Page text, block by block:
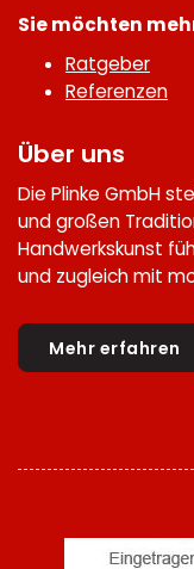
Sie möchten
Ratgeber
Referenzen
Über uns
Die Plinke GmbH
und großen
Handwerkskunst
und zugleich mit
Mehr erfahren